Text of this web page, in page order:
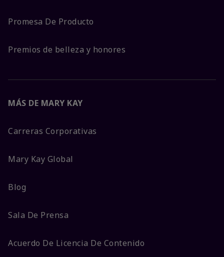
Promesa De Producto
Premios de belleza y honores
MÁS DE MARY KAY
Carreras Corporativas
Mary Kay Global
Blog
Sala De Prensa
Acuerdo De Licencia De Contenido